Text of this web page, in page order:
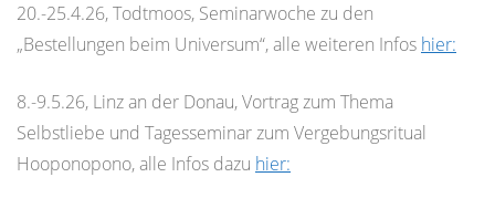
20.-25.4.26, Todtmoos, Seminarwoche zu den
„Bestellungen beim Universum“, alle weiteren Infos hier:
8.-9.5.26, Linz an der Donau, Vortrag zum Thema
Selbstliebe und Tagesseminar zum Vergebungsritual
Hooponopono, alle Infos dazu hier: